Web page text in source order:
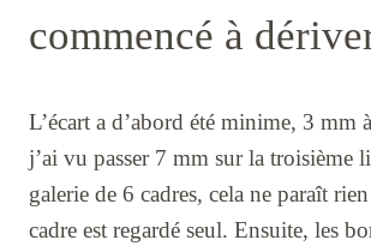
commencé à
L’écart a d’abord été minime, 3 mm
j’ai vu passer 7 mm sur la troisième
galerie de 6 cadres, cela ne paraît
cadre est regardé seul. Ensuite, les